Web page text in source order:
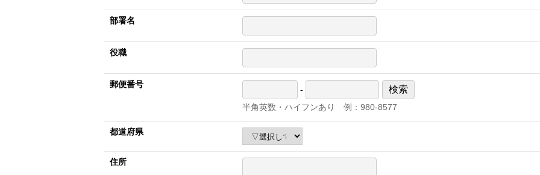
部署名
役職
郵便番号
- 検索
半角英数・ハイフンあり 例：980-8577
都道府県
住所